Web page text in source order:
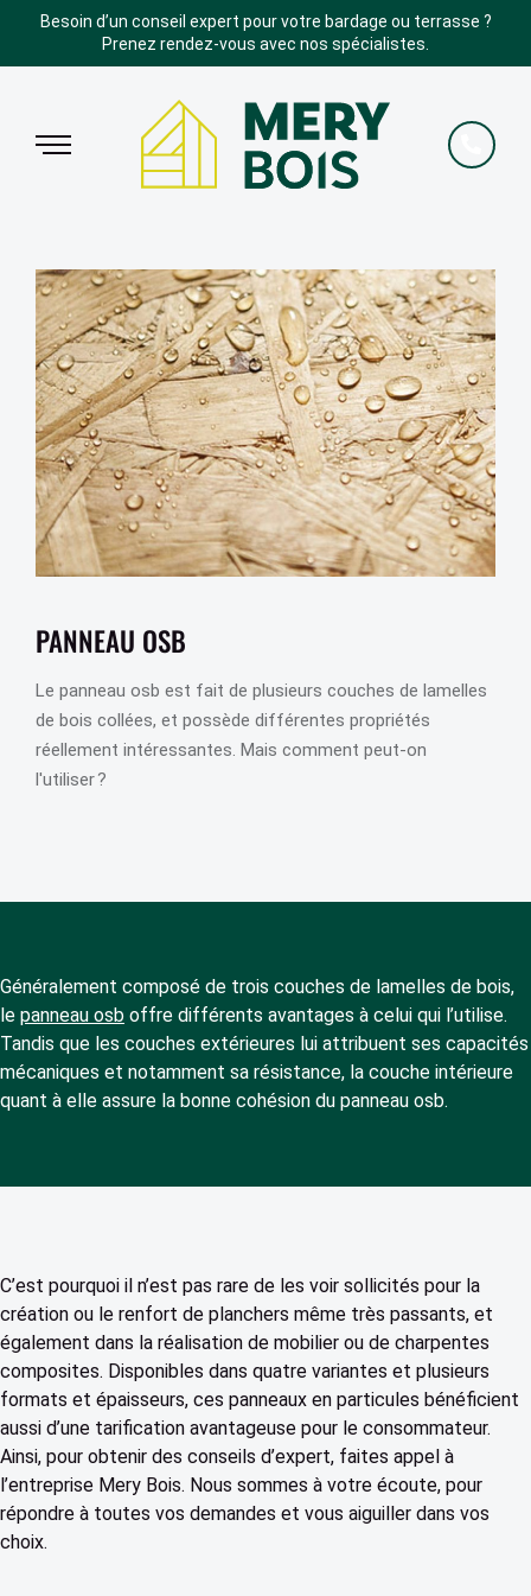
Besoin d’un conseil expert pour votre bardage ou terrasse ?
Prenez rendez-vous avec nos spécialistes.
PANNEAU OSB
Le panneau osb est fait de plusieurs couches de lamelles
de bois collées, et possède différentes propriétés
réellement intéressantes. Mais comment peut-on
l'utiliser ?
Généralement composé de trois couches de lamelles de bois,
le panneau osb offre différents avantages à celui qui l’utilise.
Tandis que les couches extérieures lui attribuent ses capacités
mécaniques et notamment sa résistance, la couche intérieure
quant à elle assure la bonne cohésion du panneau osb.
C’est pourquoi il n’est pas rare de les voir sollicités pour la
création ou le renfort de planchers même très passants, et
également dans la réalisation de mobilier ou de charpentes
composites. Disponibles dans quatre variantes et plusieurs
formats et épaisseurs, ces panneaux en particules bénéficient
aussi d’une tarification avantageuse pour le consommateur.
Ainsi, pour obtenir des conseils d’expert, faites appel à
l’entreprise Mery Bois. Nous sommes à votre écoute, pour
répondre à toutes vos demandes et vous aiguiller dans vos
choix.